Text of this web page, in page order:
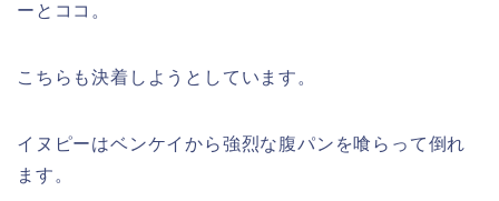
ーとココ。
こちらも決着しようとしています。
イヌピーはベンケイから強烈な腹パンを喰らって倒れ
ます。